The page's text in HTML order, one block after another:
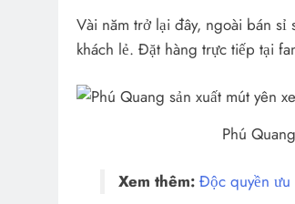
Vài năm trở lại đây, ngoài bán
khách lẻ. Đặt hàng trực tiếp tại
Phú
Xem thêm: Độc quyền ưu